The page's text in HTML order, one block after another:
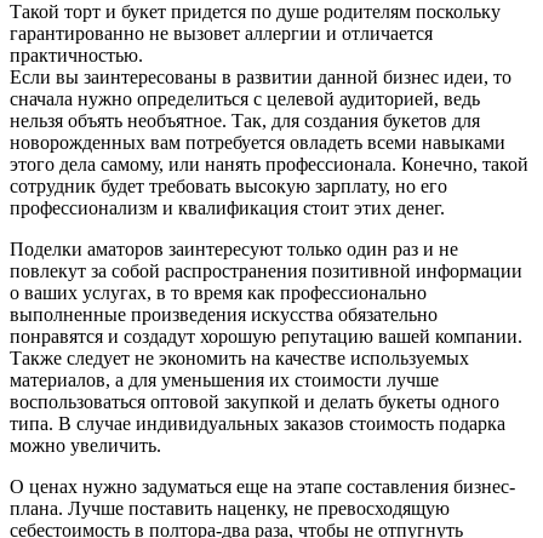
Такой торт и букет придется по душе родителям поскольку
гарантированно не вызовет аллергии и отличается
практичностью.
Если вы заинтересованы в развитии данной бизнес идеи, то
сначала нужно определиться с целевой аудиторией, ведь
нельзя объять необъятное. Так, для создания букетов для
новорожденных вам потребуется овладеть всеми навыками
этого дела самому, или нанять профессионала. Конечно, такой
сотрудник будет требовать высокую зарплату, но его
профессионализм и квалификация стоит этих денег.
Поделки аматоров заинтересуют только один раз и не
повлекут за собой распространения позитивной информации
о ваших услугах, в то время как профессионально
выполненные произведения искусства обязательно
понравятся и создадут хорошую репутацию вашей компании.
Также следует не экономить на качестве используемых
материалов, а для уменьшения их стоимости лучше
воспользоваться оптовой закупкой и делать букеты одного
типа. В случае индивидуальных заказов стоимость подарка
можно увеличить.
О ценах нужно задуматься еще на этапе составления бизнес-
плана. Лучше поставить наценку, не превосходящую
себестоимость в полтора-два раза, чтобы не отпугнуть